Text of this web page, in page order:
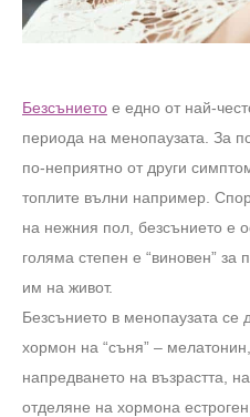
Безсънието е едно от най-
периода на менопаузата. За
по-неприятно от други
топлите вълни например.
на нежния пол, безсънието е
голяма степен е “виновен” за
им на живот.
Безсънието в менопаузата
хормон на “съня” –
напредването на възрастта,
отделяне на хормона